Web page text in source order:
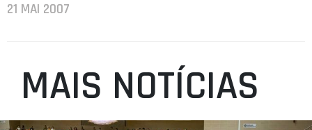
21 MAI 2007
MAIS NOTÍCIAS